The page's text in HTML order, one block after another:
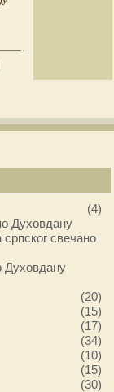
(4)
Духовдану
свечано
Духовдану
(20)
(15)
(17)
(34)
(10)
(15)
(30)